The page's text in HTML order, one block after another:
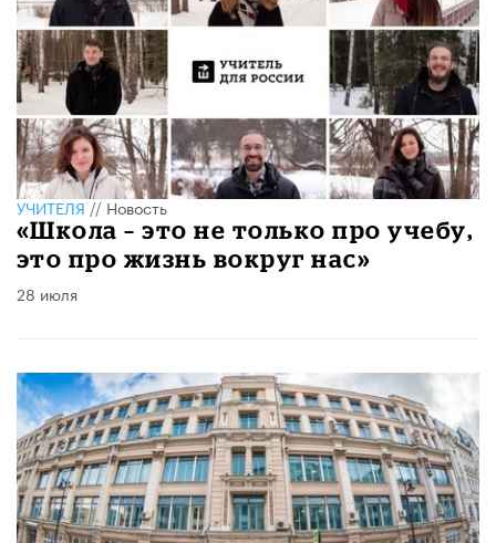
УЧИТЕЛЯ//Новость
​«Школа – это не только про учебу,
это про жизнь вокруг нас»
28 июля